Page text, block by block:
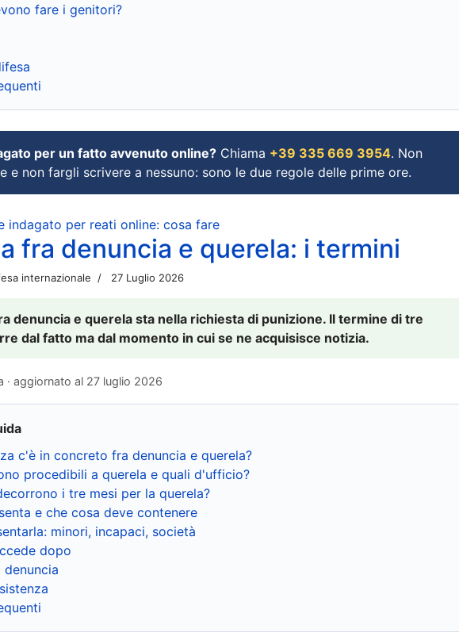
fare i genitori?
per un fatto avvenuto online? Chiama +39 335 669 3954. Non
e non fargli scrivere a nessuno: sono le due regole delle prime ore.
indagato per reati online: cosa fare
fra denuncia e querela: i termini
internazionale 27 Luglio 2026
denuncia e querela sta nella richiesta di punizione. Il termine di tre
dal fatto ma dal momento in cui se ne acquisisce notizia.
aggiornato al 27 luglio 2026
c'è in concreto fra denuncia e querela?
procedibili a querela e quali d'ufficio?
i tre mesi per la querela?
e che cosa deve contenere
minori, incapaci, società
dopo